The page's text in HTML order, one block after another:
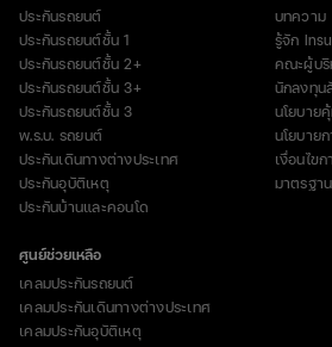
แอลกอฮอล์
ประกันรถยนต์
ประกันรถยนต์ชั้น 1
ประกันรถยนต์ชั้น 2+
ประกันรถยนต์ชั้น 3+
ประกันรถยนต์ชั้น 3
พ.ร.บ. รถยนต์
ประกันเดินทางต่างประเทศ
ประกันอุบัติเหตุ
ประกันบ้านและคอนโด
บทความ
รู้จัก
คณะผู้บริ
นักลงทุน
นโยบาย
นโยบาย
เงื่อนไข
มาตรฐา
ศูนย์ช่วยเหลือ
เคลมประกันรถยนต์
เคลมประกันเดินทางต่างประเทศ
เคลมประกันอุบัติเหตุ